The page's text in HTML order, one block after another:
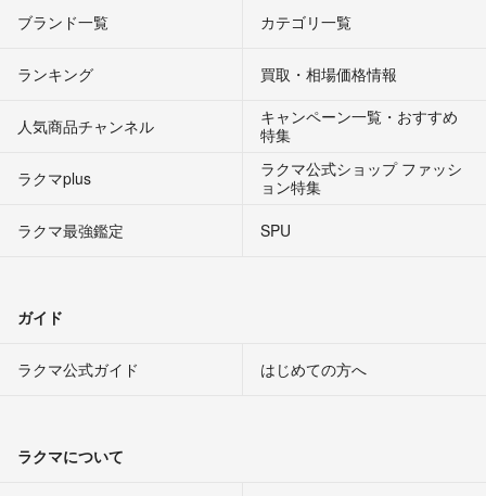
ブランド一覧 カテゴリ一覧
ランキング 買取・相場価格情報
人気商品チャンネル
キャンペーン一覧・おすすめ
特集
ラクマplus
ラクマ公式ショップ ファッシ
ョン特集
ラクマ最強鑑定
SPU
ガイド
ラクマ公式ガイド はじめての方へ
ラクマについて